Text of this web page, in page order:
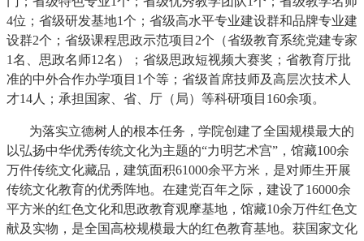
4位；省级研发基地1个；省级高水平专业建设群和品牌专业建
设群2个；省级课程思政示范项目2个（省级教育系统党建专家
1名、思政名师12名）；省级思政短视频大赛奖；省教育厅批
准的中外合作办学项目1个等；省级首席技师及高层次技术人
才14人；承担国家、省、厅（局）等科研项目160余项。
为落实立德树人的根本任务，学院创建了全国规模最大的
以弘扬中华优秀传统文化为主题的“力明艺术宫”，馆藏100余
万件传统文化藏品，建筑面积61000余平方米，是对师生开展
传统文化教育的优秀阵地。在建党百年之际，建设了16000余
平方米的红色文化和思政教育观摩基地，馆藏10余万件红色文
献及实物，是全国高校规模最大的红色教育基地。获国家文化